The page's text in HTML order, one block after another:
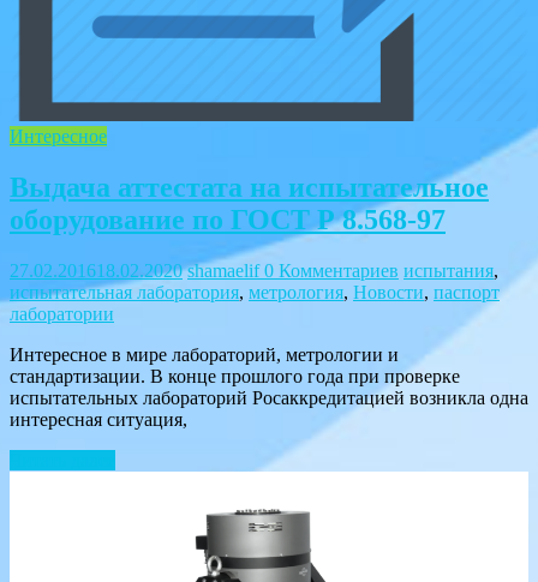
Интересное
Выдача аттестата на испытательное
оборудование по ГОСТ Р 8.568-97
27.02.201618.02.2020 shamaelif0 Комментариев испытания,
испытательная лаборатория, метрология, Новости, паспорт
лаборатории
Интересное в мире лабораторий, метрологии и
стандартизации. В конце прошлого года при проверке
испытательных лабораторий Росаккредитацией возникла одна
интересная ситуация,